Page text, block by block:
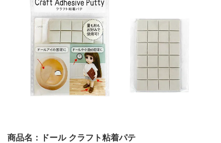
商品名：ドール クラフト粘着パテ